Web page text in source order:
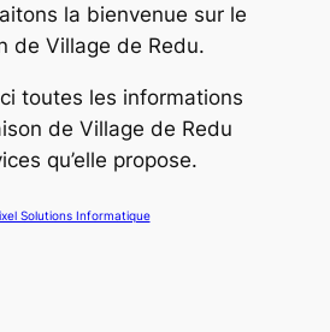
la bienvenue sur le
de Village de Redu.
toutes les informations
de Village de Redu
qu’elle propose.
Solutions Informatique